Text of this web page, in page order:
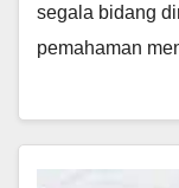
segala bidang
pemahaman